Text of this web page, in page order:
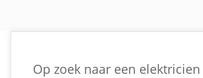
Op zoek naar een